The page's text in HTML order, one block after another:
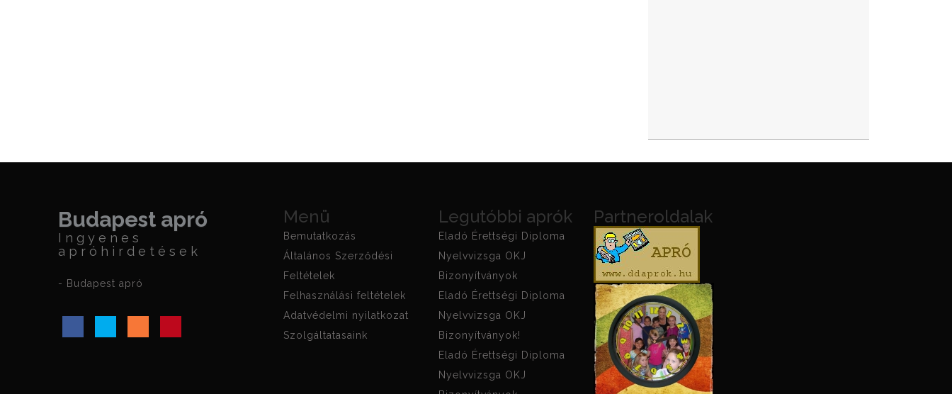
Budapest apró
Ingyenes
apróhirdetések
- Budapest apró
Menü
Bemutatkozás
Általános Szerződési
Feltételek
Felhasználási feltételek
Adatvédelmi nyilatkozat
Szolgáltatasaink
Legutóbbi aprók
Eladó Érettségi Diploma
Nyelvvizsga OKJ
Bizonyítványok
Eladó Érettségi Diploma
Nyelvvizsga OKJ
Bizonyítványok!
Eladó Érettségi Diploma
Nyelvvizsga OKJ
Partneroldalak